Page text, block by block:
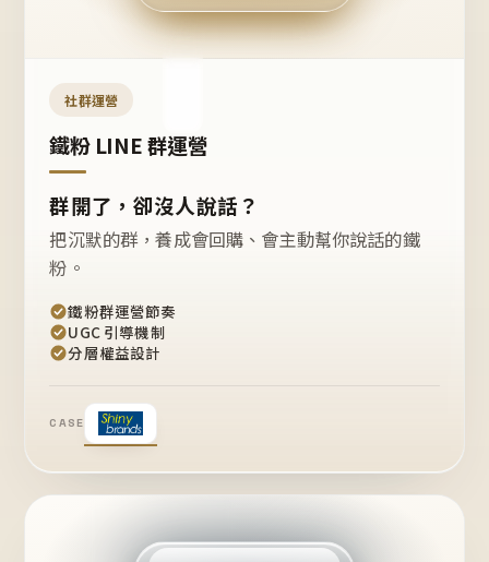
開團
嗎？
社群運營
鐵粉 LINE 群運營
群開了，卻沒人說話？
把沉默的群，養成會回購、會主動幫你說話的鐵
粉。
鐵粉群運營節奏
UGC 引導機制
分層權益設計
CASE